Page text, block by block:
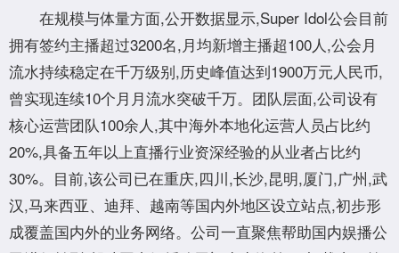
在规模与体量方面,公开数据显示,Super Idol公会目前
拥有签约主播超过3200名,月均新增主播超100人,公会月
流水持续稳定在千万级别,历史峰值达到1900万元人民币,
曾实现连续10个月月流水突破千万。团队层面,公司设有
核心运营团队100余人,其中海外本地化运营人员占比约
20%,具备五年以上直播行业资深经验的从业者占比约
30%。目前,该公司已在重庆,四川,长沙,昆明,厦门,广州,武
汉,马来西亚、迪拜、越南等国内外地区设立站点,初步形
成覆盖国内外的业务网络。公司一直聚焦帮助国内娱播公